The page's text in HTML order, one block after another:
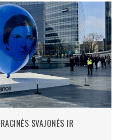
SVAJONĖS IR